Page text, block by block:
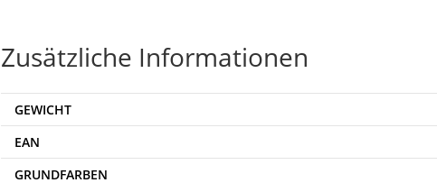
Zusätzliche Informationen
GEWICHT
EAN